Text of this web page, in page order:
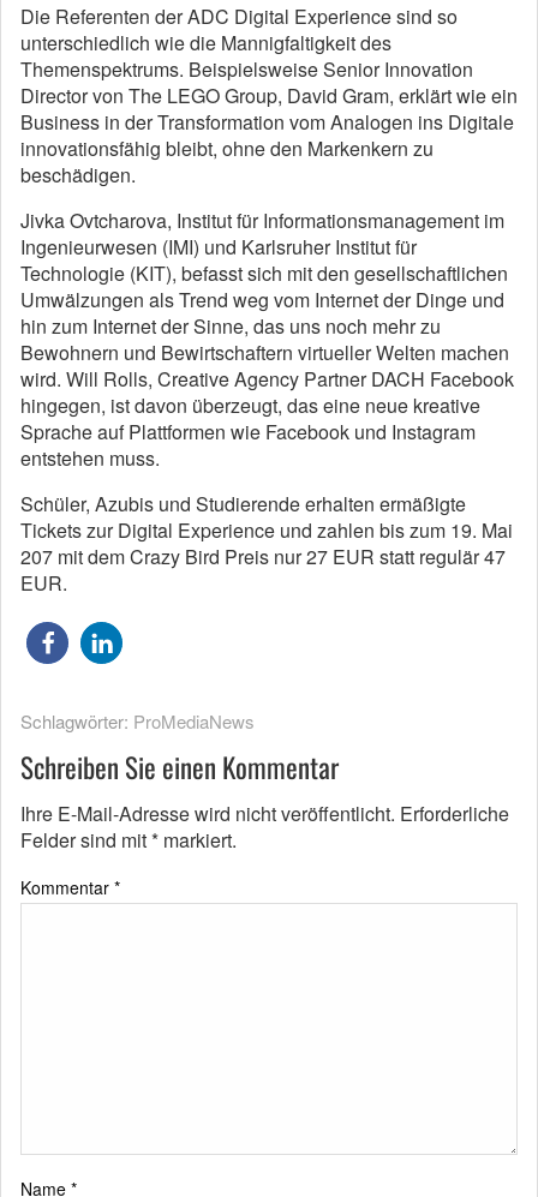
Die Referenten der ADC Digital Experience sind so
unterschiedlich wie die Mannigfaltigkeit des
Themenspektrums. Beispielsweise Senior Innovation
Director von The LEGO Group, David Gram, erklärt wie ein
Business in der Transformation vom Analogen ins Digitale
innovationsfähig bleibt, ohne den Markenkern zu
beschädigen.
Jivka Ovtcharova, Institut für Informationsmanagement im
Ingenieurwesen (IMI) und Karlsruher Institut für
Technologie (KIT), befasst sich mit den gesellschaftlichen
Umwälzungen als Trend weg vom Internet der Dinge und
hin zum Internet der Sinne, das uns noch mehr zu
Bewohnern und Bewirtschaftern virtueller Welten machen
wird. Will Rolls, Creative Agency Partner DACH Facebook
hingegen, ist davon überzeugt, das eine neue kreative
Sprache auf Plattformen wie Facebook und Instagram
entstehen muss.
Schüler, Azubis und Studierende erhalten ermäßigte
Tickets zur Digital Experience und zahlen bis zum 19. Mai
207 mit dem Crazy Bird Preis nur 27 EUR statt regulär 47
EUR.
Schlagwörter: ProMediaNews
Schreiben Sie einen Kommentar
Ihre E-Mail-Adresse wird nicht veröffentlicht. Erforderliche
Felder sind mit* markiert.
Kommentar *
Name *